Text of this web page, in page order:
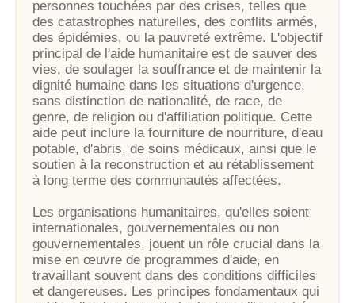
personnes touchées par des crises, telles que
des catastrophes naturelles, des conflits armés,
des épidémies, ou la pauvreté extrême. L'objectif
principal de l'aide humanitaire est de sauver des
vies, de soulager la souffrance et de maintenir la
dignité humaine dans les situations d'urgence,
sans distinction de nationalité, de race, de
genre, de religion ou d'affiliation politique. Cette
aide peut inclure la fourniture de nourriture, d'eau
potable, d'abris, de soins médicaux, ainsi que le
soutien à la reconstruction et au rétablissement
à long terme des communautés affectées.
Les organisations humanitaires, qu'elles soient
internationales, gouvernementales ou non
gouvernementales, jouent un rôle crucial dans la
mise en œuvre de programmes d'aide, en
travaillant souvent dans des conditions difficiles
et dangereuses. Les principes fondamentaux qui